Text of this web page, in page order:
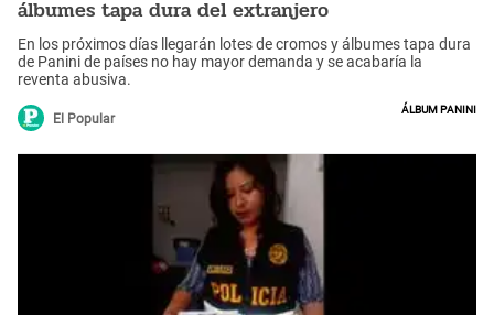
álbumes tapa dura del extranjero
En los próximos días llegarán lotes de cromos y álbumes tapa dura
de Panini de países no hay mayor demanda y se acabaría la
reventa abusiva.
El Popular
Álbum Panini